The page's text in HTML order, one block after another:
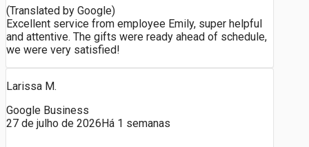
(Translated by Google)
Excellent service from employee Emily, super helpful
and attentive. The gifts were ready ahead of schedule,
we were very satisfied!
Larissa M.
Google Business
27 de julho de 2026 Há 1 semanas